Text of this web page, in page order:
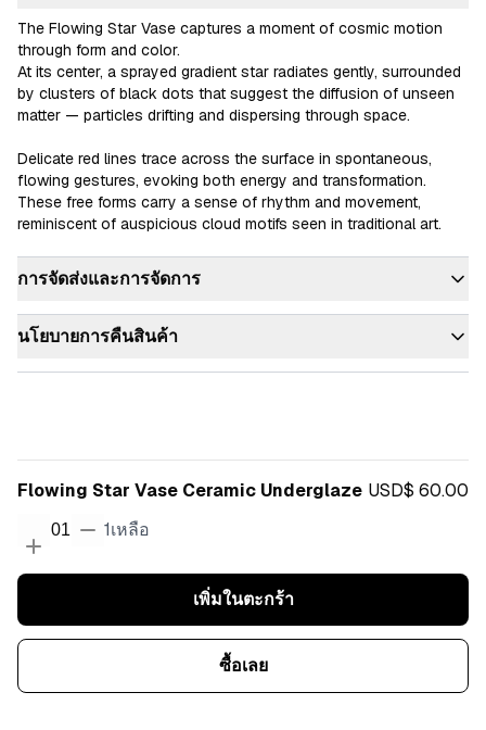
The Flowing Star Vase captures a moment of cosmic motion
through form and color.
At its center, a sprayed gradient star radiates gently, surrounded
by clusters of black dots that suggest the diffusion of unseen
matter — particles drifting and dispersing through space.
Delicate red lines trace across the surface in spontaneous,
flowing gestures, evoking both energy and transformation.
These free forms carry a sense of rhythm and movement,
การจัดส่งและการจัดการ
นโยบายการคืนสินค้า
Flowing Star Vase Ceramic Underglaze USD$ 60.00
01 1เหลือ
เพิ่มในตะกร้า
ซื้อเลย